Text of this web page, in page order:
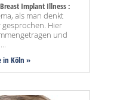
Implant Illness :
als man denkt
Hier
und
in Köln »